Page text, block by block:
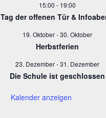
15:00 - 19:00
Tag der offenen Tür &
19. Oktober-30. Oktober
Herbstferien
23. Dezember-31. Dezember
Die Schule ist geschlossen
Kalender anzeigen